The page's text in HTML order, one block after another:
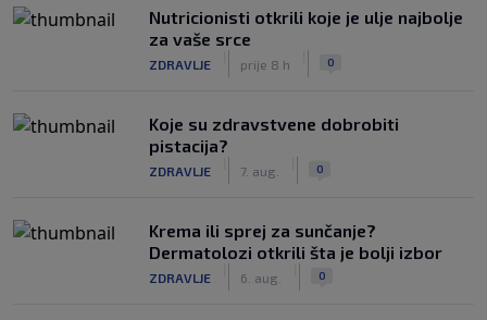
Nutricionisti otkrili koje je ulje najbolje
za vaše srce
ZDRAVLJE prije 8 h 0
Koje su zdravstvene dobrobiti
pistacija?
ZDRAVLJE 7. aug. 0
Krema ili sprej za sunčanje?
Dermatolozi otkrili šta je bolji izbor
ZDRAVLJE 6. aug. 0